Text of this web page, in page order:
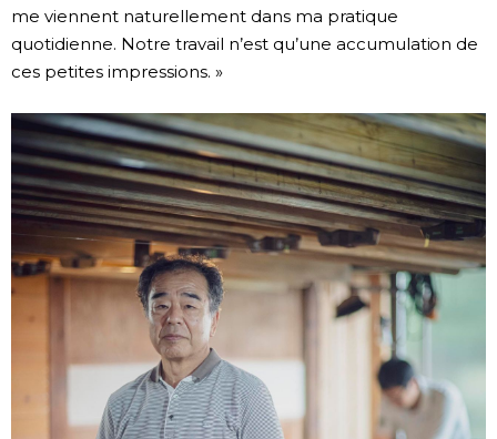
me viennent naturellement dans ma pratique
quotidienne. Notre travail n’est qu’une accumulation de
ces petites impressions. »